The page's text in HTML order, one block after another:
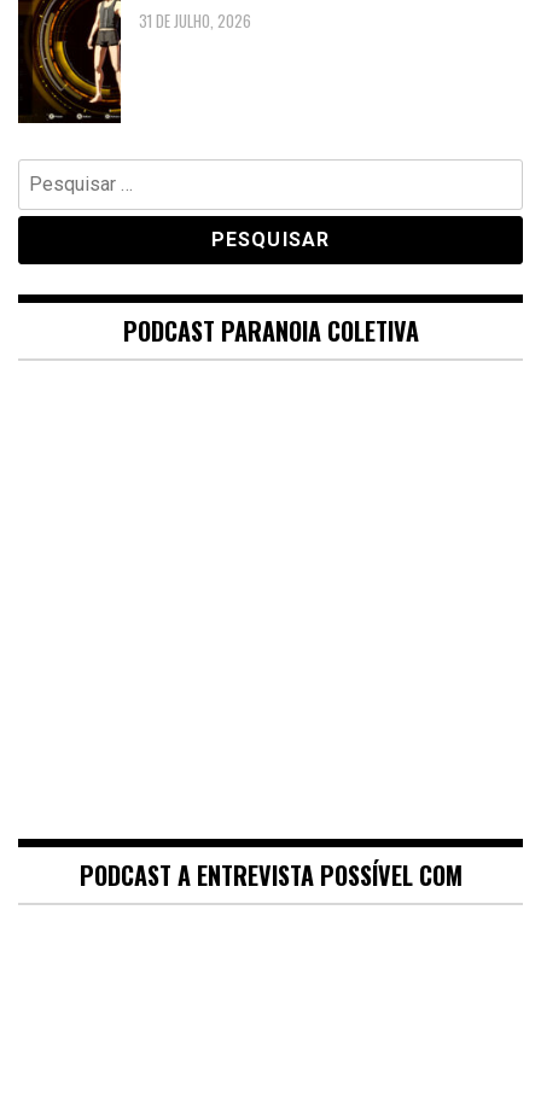
31 DE JULHO, 2026
Pesquisar
por:
PODCAST PARANOIA COLETIVA
PODCAST A ENTREVISTA POSSÍVEL COM